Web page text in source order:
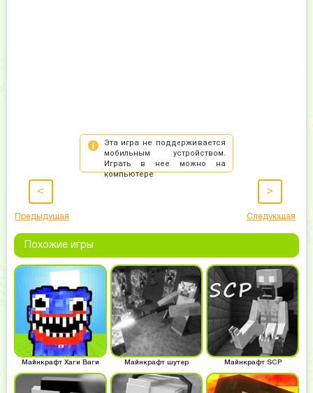
<
Предыдущая
>
Следующая
Похожие игры
Майнкрафт Хаги Ваги Майнкрафт шутер Майнкрафт SCP